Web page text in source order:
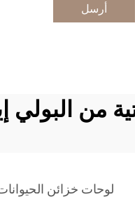
أرسل
من البولي
لوحات خزائن الحيوانات